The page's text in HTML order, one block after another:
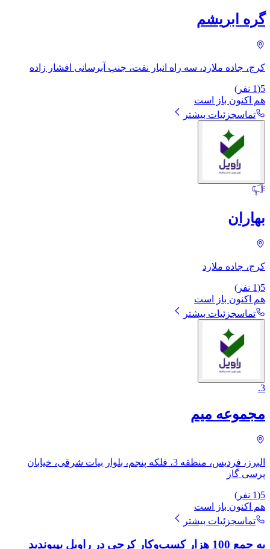
گره ابریشم
کرج، جاده ملارد، سه راه انبار نفت، جنب آبرسانی افشار زاده
5
(
1 نفر)
هم اکنون باز است
تماسجزئیات بیشتر
بهاران
کرج، جاده ملارد
5
(
1 نفر)
هم اکنون باز است
تماسجزئیات بیشتر
3
.
مجموعه میم
البرز، فردیس، منطقه 3، فلکه پنجم، بلوار بیات شرقی، خیابان
پرسی گاز
5
(
1 نفر)
هم اکنون باز است
تماسجزئیات بیشتر
به جمع 100 هزار کسب‌وکار کرجی در راویل بپیوندید